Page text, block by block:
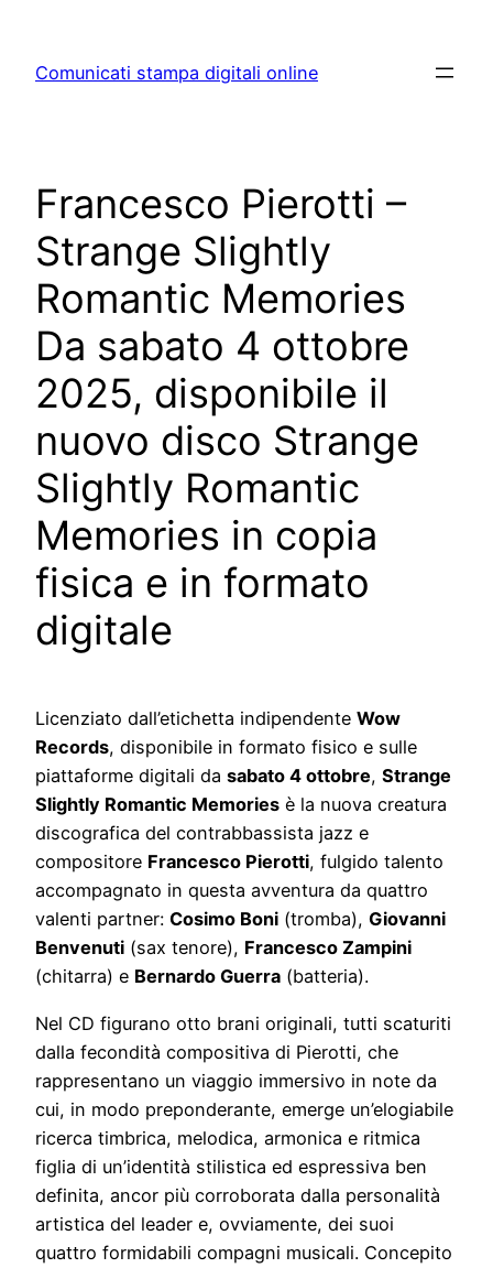
content
Comunicati stampa digitali online
Francesco Pierotti –
Strange Slightly
Romantic Memories
Da sabato 4 ottobre
2025, disponibile il
nuovo disco Strange
Slightly Romantic
Memories in copia
fisica e in formato
digitale
Licenziato dall’etichetta indipendente Wow
Records, disponibile in formato fisico e sulle
piattaforme digitali da sabato 4 ottobre, Strange
Slightly Romantic Memories è la nuova creatura
discografica del contrabbassista jazz e
compositore Francesco Pierotti, fulgido talento
accompagnato in questa avventura da quattro
valenti partner: Cosimo Boni (tromba), Giovanni
Benvenuti (sax tenore), Francesco Zampini
(chitarra) e Bernardo Guerra (batteria).
Nel CD figurano otto brani originali, tutti scaturiti
dalla fecondità compositiva di Pierotti, che
rappresentano un viaggio immersivo in note da
cui, in modo preponderante, emerge un’elogiabile
ricerca timbrica, melodica, armonica e ritmica
figlia di un’identità stilistica ed espressiva ben
definita, ancor più corroborata dalla personalità
artistica del leader e, ovviamente, dei suoi
quattro formidabili compagni musicali. Concepito